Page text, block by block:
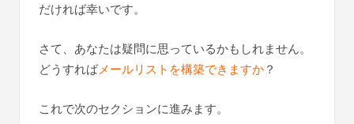
だければ幸いです。
さて、あなたは疑問に思っているかもしれません。
どうすればメールリストを構築できますか？
これで次のセクションに進みます。